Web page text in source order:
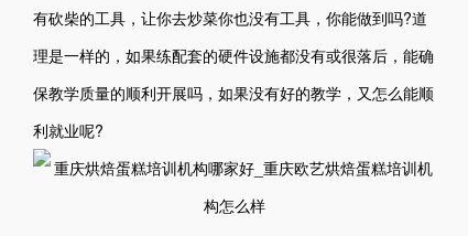
有砍柴的工具，让你去炒菜你也没有工具，你能做到吗?道
理是一样的，如果练配套的硬件设施都没有或很落后，能确
保教学质量的顺利开展吗，如果没有好的教学，又怎么能顺
利就业呢?